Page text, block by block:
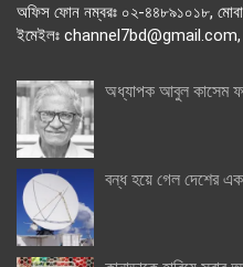
অফিস ফোন নম্বরঃ ০২-৪৪৮৯১০১৮,
ইমেইলঃ
অধ্যাপক আবুল কাসেম
বন্ধ হয়ে গেল দেশের